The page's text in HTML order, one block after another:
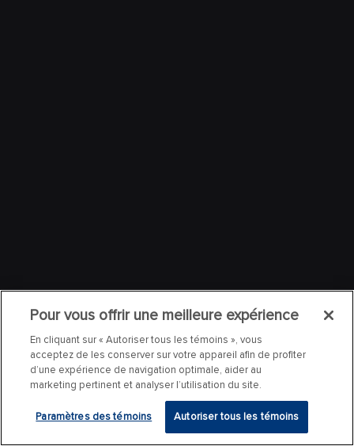
Pour vous offrir une meilleure expérience
En cliquant sur « Autoriser tous les témoins », vous
acceptez de les conserver sur votre appareil afin de profiter
d’une expérience de navigation optimale, aider au
marketing pertinent et analyser l’utilisation du site.
Paramètres des témoins Autoriser tous les témoins